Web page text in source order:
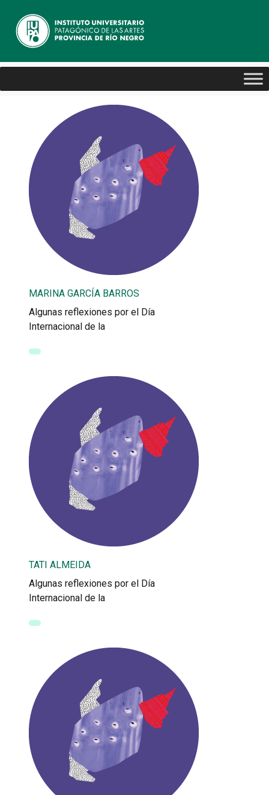
MARINA GARCÍA BARROS
Algunas reflexiones por el Día
Internacional de la
TATI ALMEIDA
Algunas reflexiones por el Día
Internacional de la